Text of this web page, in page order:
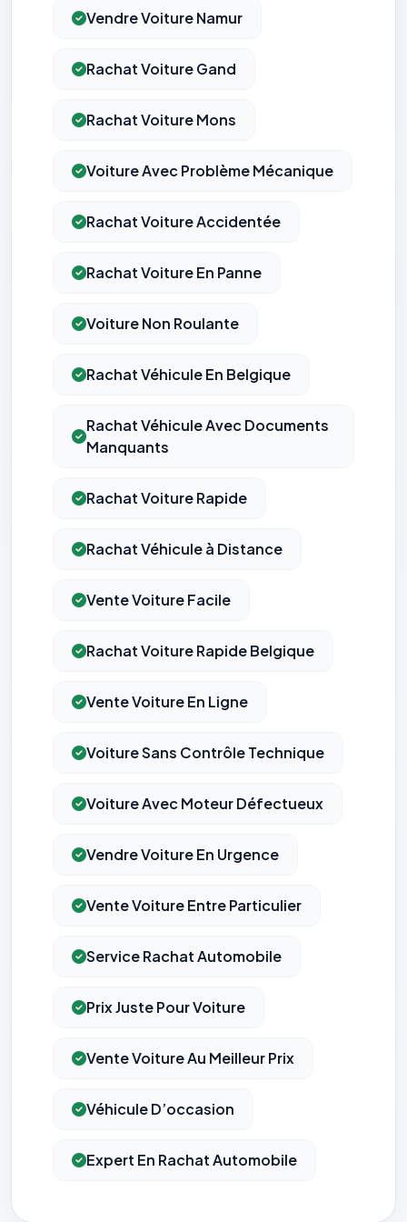
Vendre Voiture Namur
Rachat Voiture Gand
Rachat Voiture Mons
Voiture Avec Problème Mécanique
Rachat Voiture Accidentée
Rachat Voiture En Panne
Voiture Non Roulante
Rachat Véhicule En Belgique
Rachat Véhicule Avec Documents
Manquants
Rachat Voiture Rapide
Rachat Véhicule à Distance
Vente Voiture Facile
Rachat Voiture Rapide Belgique
Vente Voiture En Ligne
Voiture Sans Contrôle Technique
Voiture Avec Moteur Défectueux
Vendre Voiture En Urgence
Vente Voiture Entre Particulier
Service Rachat Automobile
Prix Juste Pour Voiture
Vente Voiture Au Meilleur Prix
Véhicule D’occasion
Expert En Rachat Automobile